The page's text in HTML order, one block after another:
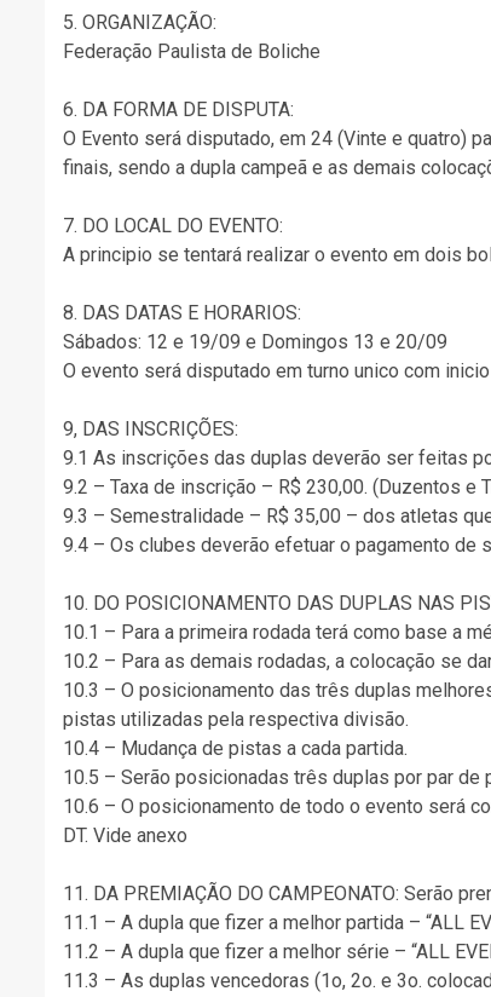
5. ORGANIZAÇÃO:
Federação Paulista de Boliche
6. DA FORMA DE DISPUTA:
O Evento será disputado, em 24 (Vinte e quatro)
finais, sendo a dupla campeã e as demais
7. DO LOCAL DO EVENTO:
A principio se tentará realizar o evento em dois
8. DAS DATAS E HORARIOS:
Sábados: 12 e 19/09 e Domingos 13 e 20/09
O evento será disputado em turno unico com
9, DAS INSCRIÇÕES:
9.1 As inscrições das duplas deverão ser feitas
9.2 – Taxa de inscrição – R$ 230,00. (Duzentos e
9.3 – Semestralidade – R$ 35,00 – dos atletas
9.4 – Os clubes deverão efetuar o pagamento de
10. DO POSICIONAMENTO DAS DUPLAS NAS
10.1 – Para a primeira rodada terá como base a
10.2 – Para as demais rodadas, a colocação se
10.3 – O posicionamento das três duplas
pistas utilizadas pela respectiva divisão.
10.4 – Mudança de pistas a cada partida.
10.5 – Serão posicionadas três duplas por par de
10.6 – O posicionamento de todo o evento será
DT. Vide anexo
11. DA PREMIAÇÃO DO CAMPEONATO: Serão
11.1 – A dupla que fizer a melhor partida – “ALL
11.2 – A dupla que fizer a melhor série – “ALL
11.3 – As duplas vencedoras (1o, 2o. e 3o.